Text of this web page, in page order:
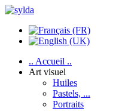
.. Accueil ..
Art visuel
Huiles
Pastels, ...
Portraits